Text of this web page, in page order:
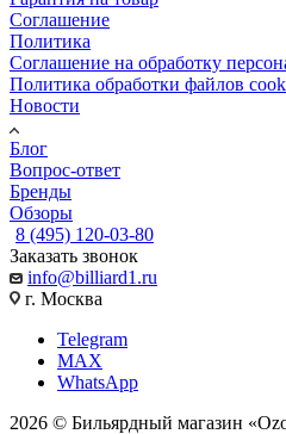
Соглашение
Политика
Соглашение на обработку
Политика обработки файлов
Новости
Блог
Вопрос-ответ
Бренды
Обзоры
8 (495) 120-03-80
Заказать звонок
info@billiard1.ru
г. Москва
Telegram
MAX
WhatsApp
2026 © Бильярдный магазин